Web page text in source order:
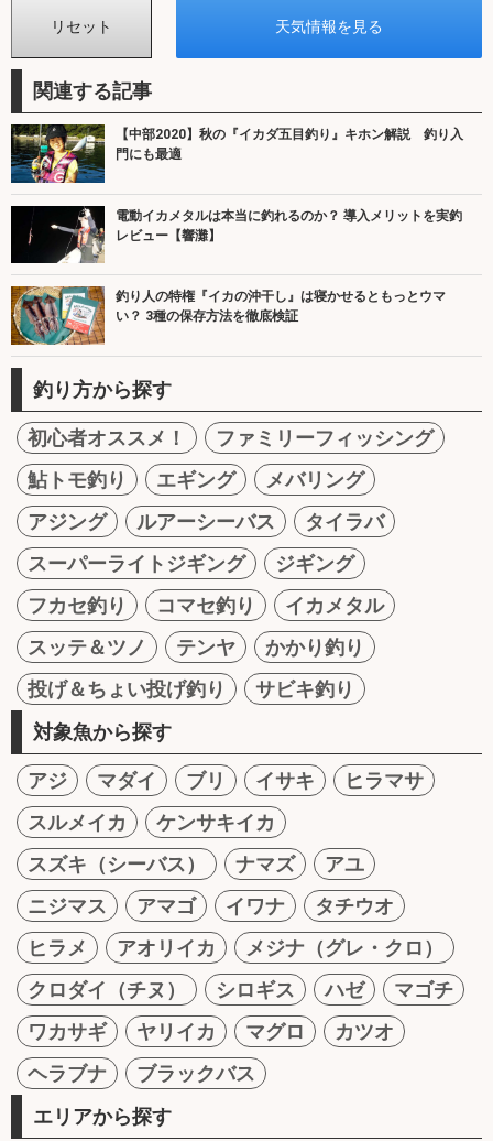
関連する記事
【中部2020】秋の『イカダ五目釣り』キホン解説 釣り入
門にも最適
電動イカメタルは本当に釣れるのか？ 導入メリットを実釣
レビュー【響灘】
釣り人の特権『イカの沖干し』は寝かせるともっとウマ
い？ 3種の保存方法を徹底検証
釣り方から探す
初心者オススメ！
ファミリーフィッシング
鮎トモ釣り
エギング
メバリング
アジング
ルアーシーバス
タイラバ
スーパーライトジギング
ジギング
フカセ釣り
コマセ釣り
イカメタル
スッテ＆ツノ
テンヤ
かかり釣り
投げ＆ちょい投げ釣り
サビキ釣り
対象魚から探す
アジ マダイ ブリ イサキ
ヒラマサ
スルメイカ
ケンサキイカ
スズキ（シーバス）
ナマズ
アユ
ニジマス
アマゴ イワナ
タチウオ
ヒラメ
アオリイカ
メジナ（グレ・クロ）
クロダイ（チヌ）
シロギス ハゼ
マゴチ
ワカサギ
ヤリイカ マグロ
カツオ
ヘラブナ
ブラックバス
エリアから探す